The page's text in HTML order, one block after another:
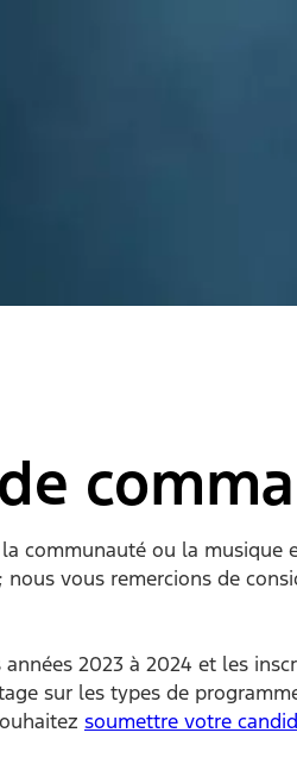
communauté ou la musique
vous remercions de
2023 à 2024 et les
sur les types de
soumettre votre